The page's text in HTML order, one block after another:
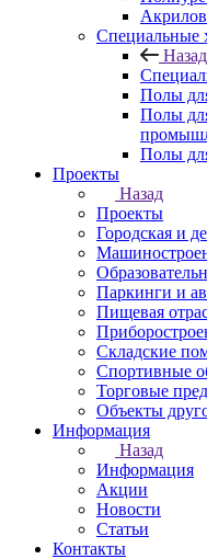
Специальные
Назад
Полы
Полы
Полы
Проекты
Назад
Проекты
Городская и
Паркинги и
Пищевая
Складские
Спортивные
Торговые
Объекты
Информация
Назад
Информация
Акции
Новости
Статьи
Контакты